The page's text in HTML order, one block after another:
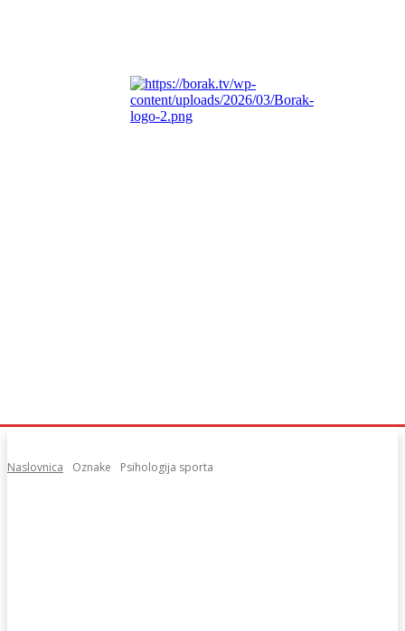
Naslovnica Oznake Psihologija sporta